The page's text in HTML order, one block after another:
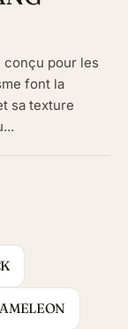
conçu pour les
font la
sa texture